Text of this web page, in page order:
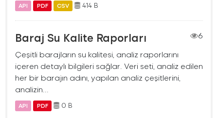
API PDF CSV 414 B
Baraj Su Kalite Raporları
6
Çeşitli barajların su kalitesi, analiz raporlarını
içeren detaylı bilgileri sağlar. Veri seti, analiz edilen
her bir barajın adını, yapılan analiz çeşitlerini,
analizin...
API PDF 0 B